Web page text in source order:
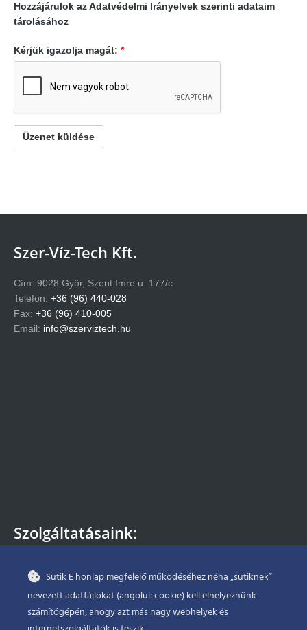
Hozzájárulok az Adatvédelmi Irányelvek szerinti adataim
tárolásához
Kérjük igazolja magát: *
Szer-Víz-Tech Kft.
Cím: 9028 Győr, Szent Imre u. 177/c
Telefon: +36 (96) 440-028
Fax: +36 (96) 410-005
Email: info@szerviztech.hu
Szolgáltatásaink:
– Szivattyú javítás
– Szivattyú forgalmazás
– Szivattyú beépítés, üzemeltetés
– Szivattyú időszakos karbantartása
Sütik E honlap megfelelő működéséhez néha „sütiknek”
nevezett adatfájlokat (angolul: cookie) kell elhelyeznünk
számítógépén, ahogy azt más nagy webhelyek és